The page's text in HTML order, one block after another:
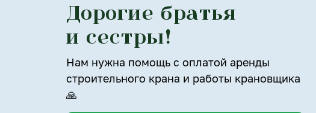
Дорогие братья
и сестры!
Нам нужна помощь с оплатой аренды
строительного крана и работы крановщика
🙏